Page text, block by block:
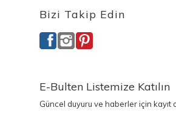
Bizi Takip Edin
E-Bulten Listemize Katılın
Güncel duyuru ve haberler için kayıt